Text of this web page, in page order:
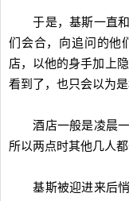
于是，基斯一直和
们会合，向追问的他
店，以他的身手加上
看到了，也只会以为是
酒店一般是凌晨一
所以两点时其他几人
基斯被迎进来后悄